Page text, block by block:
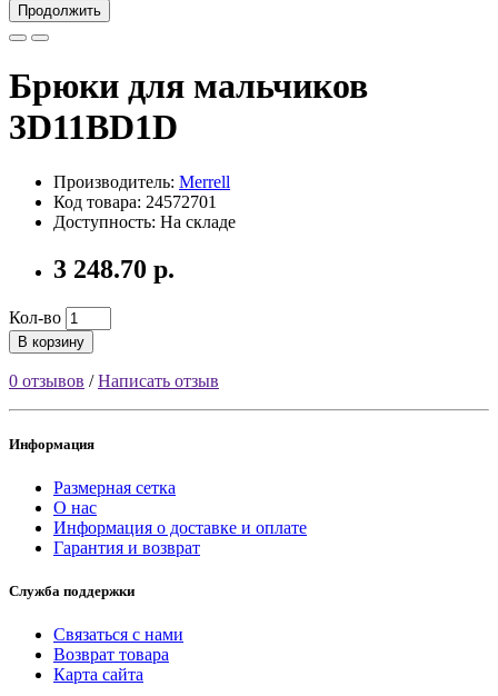
Продолжить
Брюки для мальчиков
3D11BD1D
Производитель: Merrell
Код товара: 24572701
Доступность: На складе
3 248.70 р.
Кол-во
В корзину
0 отзывов /Написать отзыв
Информация
Размерная сетка
О нас
Информация о доставке и оплате
Гарантия и возврат
Служба поддержки
Связаться с нами
Возврат товара
Карта сайта